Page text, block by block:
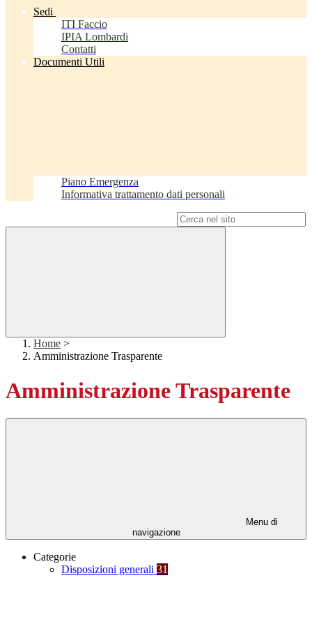
Sedi
ITI Faccio
IPIA Lombardi
Contatti
Documenti Utili
Piano Emergenza
Informativa trattamento dati personali
Home >
Amministrazione Trasparente
Amministrazione Trasparente
Menu di
navigazione
Categorie
Disposizioni generali 31